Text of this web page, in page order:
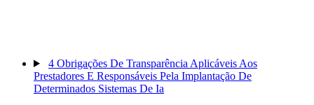
4 Obrigações De Transparência Aplicáveis Aos
Prestadores E Responsáveis Pela Implantação De
Determinados Sistemas De Ia